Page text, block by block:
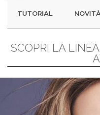
TUTORIAL
SCOPRI LA